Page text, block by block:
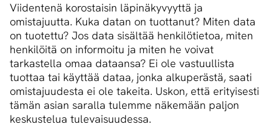
Viidentenä korostaisin läpinäkyvyyttä ja
omistajuutta. Kuka datan on tuottanut? Miten data
on tuotettu? Jos data sisältää henkilötietoa, miten
henkilöitä on informoitu ja miten he voivat
tarkastella omaa dataansa? Ei ole vastuullista
tuottaa tai käyttää dataa, jonka alkuperästä, saati
omistajuudesta ei ole takeita. Uskon, että erityisesti
tämän asian saralla tulemme näkemään paljon
keskustelua tulevaisuudessa.